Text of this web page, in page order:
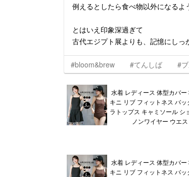
例えるとしたら食べ物以外になるよ
とはいえ印象深過ぎて
古代エジプト展よりも、記憶にし
#bloom&brew #てんしば #
水着 レディース 体型カバ
キニ リブ フィットネス バ
ラトップス キャミソール シ
ノンワイヤー ウエ
水着 レディース 体型カバ
キニ リブ フィットネス バ